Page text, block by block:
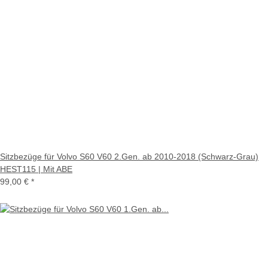
Sitzbezüge für Volvo S60 V60 2.Gen. ab 2010-2018 (Schwarz-Grau)
HEST115 | Mit ABE
99,00 € *